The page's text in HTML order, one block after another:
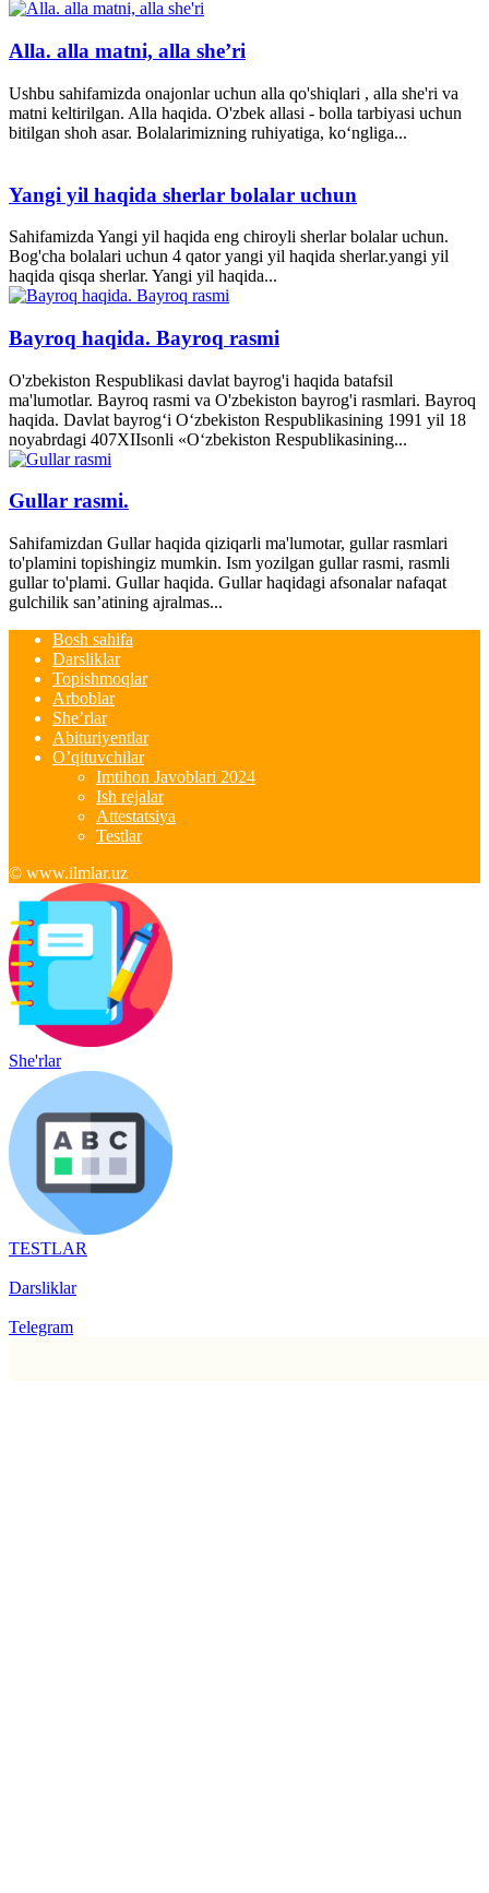
Alla. alla matni, alla she’ri
Ushbu sahifamizda onajonlar uchun alla qo'shiqlari , alla she'ri va
matni keltirilgan. Alla haqida. O'zbek allasi - bolla tarbiyasi uchun
bitilgan shoh asar. Bolalarimizning ruhiyatiga, ko‘ngliga...
Yangi yil haqida sherlar bolalar uchun
Sahifamizda Yangi yil haqida eng chiroyli sherlar bolalar uchun.
Bog'cha bolalari uchun 4 qator yangi yil haqida sherlar.yangi yil
haqida qisqa sherlar. Yangi yil haqida...
Bayroq haqida. Bayroq rasmi
O'zbekiston Respublikasi davlat bayrog'i haqida batafsil
ma'lumotlar. Bayroq rasmi va O'zbekiston bayrog'i rasmlari. Bayroq
haqida. Davlat bayrog‘i O‘zbekiston Respublikasining 1991 yil 18
noyabrdagi 407­XII­sonli «O‘zbekiston Respublikasining...
Gullar rasmi.
Sahifamizdan Gullar haqida qiziqarli ma'lumotar, gullar rasmlari
to'plamini topishingiz mumkin. Ism yozilgan gullar rasmi, rasmli
gullar to'plami. Gullar haqida. Gullar haqidagi afsonalar nafaqat
gulchilik san’atining ajralmas...
Bosh sahifa
Darsliklar
Topishmoqlar
Arboblar
She’rlar
Abituriyentlar
O’qituvchilar
Imtihon Javoblari 2024
Ish rejalar
Attestatsiya
Testlar
© www.ilmlar.uz
She'rlar
TESTLAR
Darsliklar
Telegram